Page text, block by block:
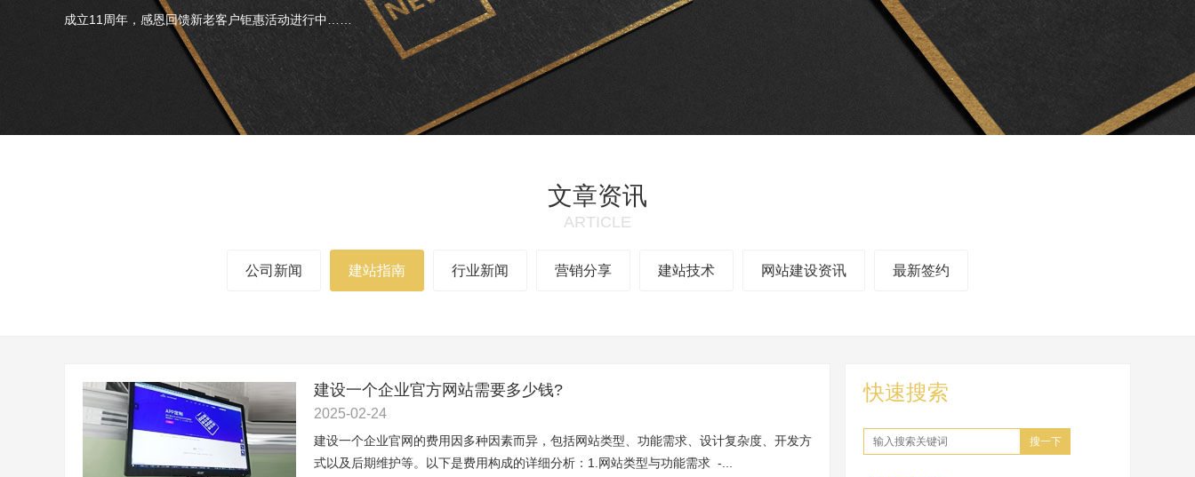
成立11周年，感恩回馈新老客户钜惠活动进行中……
文章资讯
ARTICLE
公司新闻 建站指南 行业新闻 营销分享 建站技术 网站建设资讯 最新签约
建设一个企业官方网站需要多少钱?
2025-02-24
建设一个企业官网的费用因多种因素而异，包括网站类型、功能需求、设计复杂度、开发方
式以及后期维护等。以下是费用构成的详细分析：1.网站类型与功能需求 -...
快速搜索
搜一下